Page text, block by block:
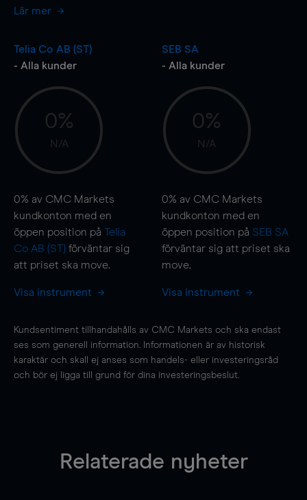
Lär mer
Telia Co AB (ST)
- Alla kunder
0%
N/A
0% av CMC Markets
kundkonton med en
öppen position på Telia
Co AB (ST) förväntar sig
att priset ska move.
Visa instrument
SEB SA
- Alla kunder
0%
N/A
0% av CMC Markets
kundkonton med en
öppen position på SEB SA
förväntar sig att priset ska
move.
Visa instrument
Kundsentiment tillhandahålls av CMC Markets och ska endast
ses som generell information. Informationen är av historisk
karaktär och skall ej anses som handels- eller investeringsråd
och bör ej ligga till grund för dina investeringsbeslut.
Relaterade nyheter